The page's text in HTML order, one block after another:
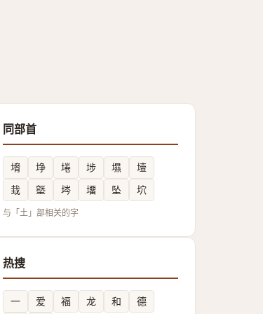
同部首
㙝 埩 埢 埗 㙷
㙪
㘽
墍 埁 㙧 坠 坹
与「土」部相关的字
热搜
一 爱 福 龙 和
德